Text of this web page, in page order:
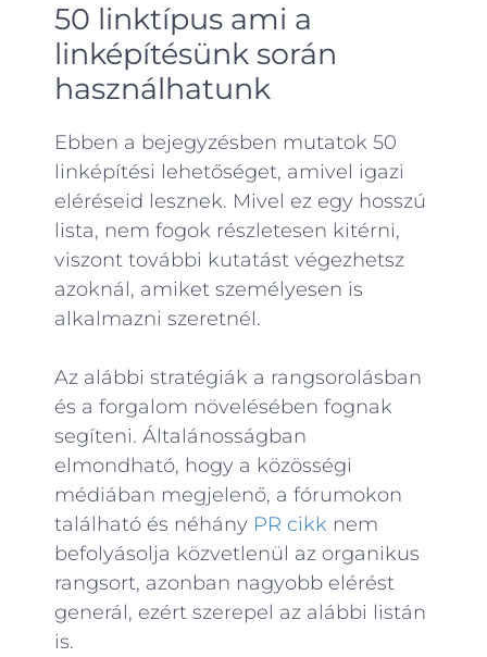
50 linktípus ami a
linképítésünk során
használhatunk
Ebben a bejegyzésben mutatok 50
linképítési lehetőséget, amivel igazi
eléréseid lesznek. Mivel ez egy hosszú
lista, nem fogok részletesen kitérni,
viszont további kutatást végezhetsz
azoknál, amiket személyesen is
alkalmazni szeretnél.
Az alábbi stratégiák a rangsorolásban
és a forgalom növelésében fognak
segíteni. Általánosságban
elmondható, hogy a közösségi
médiában megjelenő, a fórumokon
található és néhány PR cikk nem
befolyásolja közvetlenül az organikus
rangsort, azonban nagyobb elérést
generál, ezért szerepel az alábbi listán
is.